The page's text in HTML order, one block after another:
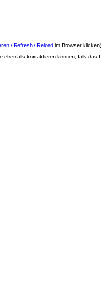
/ Refresh / Reload im Browser klicken).
ebenfalls kontaktieren können, falls das